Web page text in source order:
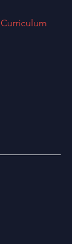
Curriculum